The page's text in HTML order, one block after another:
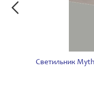
Светильник